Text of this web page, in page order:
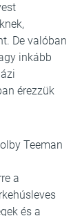
De valóban
inkább
érezzük
Teeman
a
és a